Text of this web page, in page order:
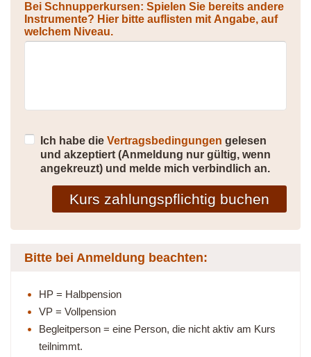
Bei Schnupperkursen: Spielen Sie bereits andere
Instrumente? Hier bitte auflisten mit Angabe, auf
welchem Niveau.
Ich habe die Vertragsbedingungen gelesen
und akzeptiert (Anmeldung nur gültig, wenn
angekreuzt) und melde mich verbindlich an.
Kurs zahlungspflichtig buchen
Bitte bei Anmeldung beachten:
HP = Halbpension
VP = Vollpension
Begleitperson = eine Person, die nicht aktiv am Kurs
teilnimmt.